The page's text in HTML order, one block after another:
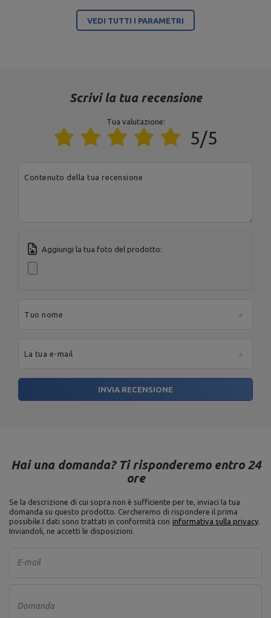
Colore della tappezzeria nero
Ente responsabile di questo prodotto nell'UE
Produttore
MARBO Ulikowski
VEDI TUTTI I PARAMETRI
Scrivi la tua recensione
Tua valutazione:
5/5
Contenuto della tua recensione
Aggiungi la tua foto del prodotto:
Tuo nome
La tua e-mail
INVIA RECENSIONE
Hai una domanda? Ti risponderemo entro 24
ore
Se la descrizione di cui sopra non è sufficiente per te, inviaci la tua
domanda su questo prodotto. Cercheremo di rispondere il prima
possibile.I dati sono trattati in conformità con informativa sulla privacy.
Inviandoli, ne accetti le disposizioni.
E-mail
Domanda